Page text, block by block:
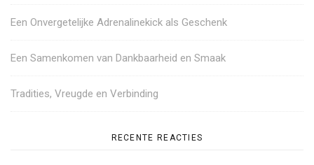
Een Onvergetelijke Adrenalinekick als Geschenk
Een Samenkomen van Dankbaarheid en Smaak
Tradities, Vreugde en Verbinding
RECENTE REACTIES